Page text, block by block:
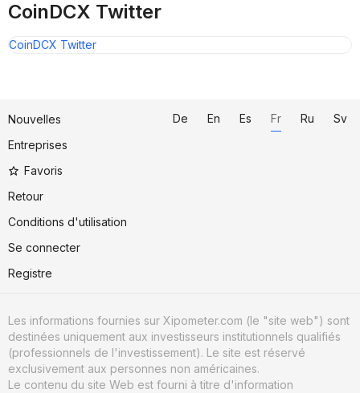
CoinDCX Twitter
CoinDCX Twitter
Nouvelles
Entreprises
Favoris
Retour
Conditions d'utilisation
Se connecter
Registre
De En Es Fr Ru Sv
Les informations fournies sur Xipometer.com (le "site web") sont
destinées uniquement aux investisseurs institutionnels qualifiés
(professionnels de l'investissement). Le site est réservé
exclusivement aux personnes non américaines.
Le contenu du site Web est fourni à titre d'information